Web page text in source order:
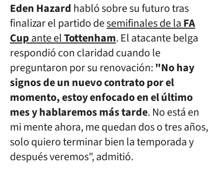
Eden Hazardhabló sobre su futuro tras
finalizar el partido desemifinales de laFA
Cupante elTottenham. El atacante belga
respondió con claridad cuando le
preguntaron por su renovación:"No hay
signos de un nuevo contrato por el
momento, estoy enfocado en el último
mes y hablaremos más tarde. No está en
mi mente ahora, me quedan dos o tres años,
solo quiero terminar bien la temporada y
después veremos", admitió.